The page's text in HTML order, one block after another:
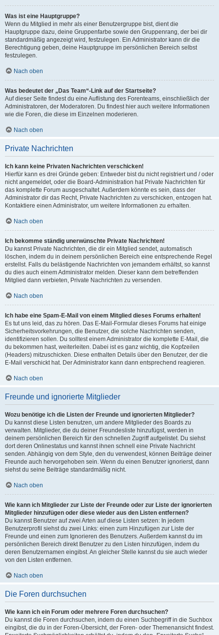
Was ist eine Hauptgruppe?
Wenn du Mitglied in mehr als einer Benutzergruppe bist, dient die
Hauptgruppe dazu, deine Gruppenfarbe sowie den Gruppenrang, der bei dir
standardmäßig angezeigt wird, festzulegen. Ein Administrator kann dir die
Berechtigung geben, deine Hauptgruppe im persönlichen Bereich selbst
festzulegen.
Nach oben
Was bedeutet der „Das Team“-Link auf der Startseite?
Auf dieser Seite findest du eine Auflistung des Forenteams, einschließlich der
Administratoren, der Moderatoren. Du findest hier auch weitere Informationen
wie die Foren, die diese im Einzelnen moderieren.
Nach oben
Private Nachrichten
Ich kann keine Privaten Nachrichten verschicken!
Hierfür kann es drei Gründe geben: Entweder bist du nicht registriert und / oder
nicht angemeldet, oder die Board-Administration hat Private Nachrichten für
das komplette Forum ausgeschaltet. Außerdem könnte es sein, dass der
Administrator dir das Recht, Private Nachrichten zu verschicken, entzogen hat.
Kontaktiere einen Administrator, um weitere Informationen zu erhalten.
Nach oben
Ich bekomme ständig unerwünschte Private Nachrichten!
Du kannst Private Nachrichten, die dir ein Mitglied sendet, automatisch
löschen, indem du in deinem persönlichen Bereich eine entsprechende Regel
erstellst. Falls du belästigende Nachrichten von jemandem erhältst, so kannst
du dies auch einem Administrator melden. Dieser kann dem betreffenden
Mitglied dann verbieten, Private Nachrichten zu versenden.
Nach oben
Ich habe eine Spam-E-Mail von einem Mitglied dieses Forums erhalten!
Es tut uns leid, das zu hören. Das E-Mail-Formular dieses Forums hat einige
Sicherheitsvorkehrungen, die Benutzer, die solche Nachrichten senden,
identifizieren sollen. Du solltest einem Administrator die komplette E-Mail, die
du bekommen hast, weiterleiten. Dabei ist es ganz wichtig, die Kopfzeilen
(Headers) mitzuschicken. Diese enthalten Details über den Benutzer, der die
E-Mail verschickt hat. Der Administrator kann dann entsprechend reagieren.
Nach oben
Freunde und ignorierte Mitglieder
Wozu benötige ich die Listen der Freunde und ignorierten Mitglieder?
Du kannst diese Listen benutzen, um andere Mitglieder des Boards zu
verwalten. Mitglieder, die du deiner Freundesliste hinzufügst, werden in
deinem persönlichen Bereich für den schnellen Zugriff aufgelistet. Du siehst
dort deren Onlinestatus und kannst ihnen schnell eine Private Nachricht
senden. Abhängig von dem Style, den du verwendest, können Beiträge deiner
Freunde auch hervorgehoben sein. Wenn du einen Benutzer ignorierst, dann
siehst du seine Beiträge standardmäßig nicht.
Nach oben
Wie kann ich Mitglieder zur Liste der Freunde oder zur Liste der ignorierten
Mitglieder hinzufügen oder diese wieder aus den Listen entfernen?
Du kannst Benutzer auf zwei Arten auf diese Listen setzen: In jedem
Benutzerprofil siehst du zwei Links: einen zum Hinzufügen zur Liste der
Freunde und einen zum Ignorieren des Benutzers. Außerdem kannst du im
persönlichen Bereich direkt Benutzer zu den Listen hinzufügen, indem du
deren Benutzernamen eingibst. An gleicher Stelle kannst du sie auch wieder
von den Listen entfernen.
Nach oben
Die Foren durchsuchen
Wie kann ich ein Forum oder mehrere Foren durchsuchen?
Du kannst die Foren durchsuchen, indem du einen Suchbegriff in die Suchbox
eingibst, die du in der Foren-Übersicht, der Foren- oder Themenansicht findest.